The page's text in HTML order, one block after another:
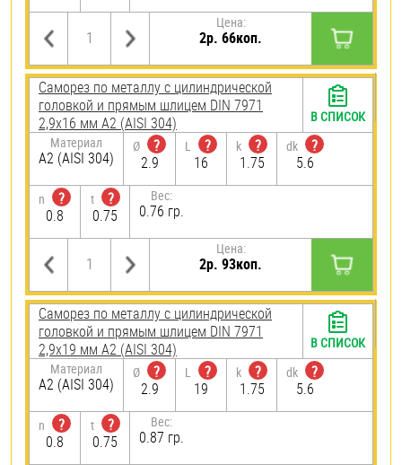
Цена:
2р. 66коп.
Саморез по металлу с цилиндрической
головкой и прямым шлицем DIN 7971
2,9х16 мм А2 (AISI 304)
Материал
А2 (AISI 304)
Ø
?
2.9
L
?
16
k
?
1.75
dk
?
5.6
n
?
0.8
t
?
0.75
Вес:
0.76 гр.
Цена:
2р. 93коп.
В СПИСОК
Саморез по металлу с цилиндрической
головкой и прямым шлицем DIN 7971
2,9х19 мм А2 (AISI 304)
Материал
А2 (AISI 304)
Ø
?
2.9
L
?
19
k
?
1.75
dk
?
5.6
n
?
0.8
t
?
0.75
Вес:
0.87 гр.
В СПИСОК